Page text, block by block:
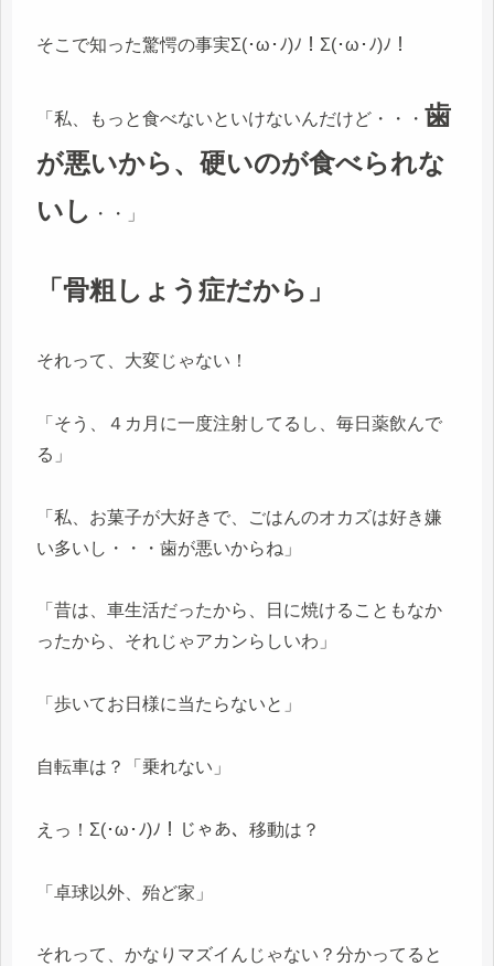
そこで知った驚愕の事実Σ(･ω･ﾉ)ﾉ！Σ(･ω･ﾉ)ﾉ！
「私、もっと食べないといけないんだけど・・・ 歯
が悪いから、硬いのが食べられな
いし ・・」
「骨粗しょう症だから」
それって、大変じゃない！
「そう、４カ月に一度注射してるし、毎日薬飲んで
る」
「私、お菓子が大好きで、ごはんのオカズは好き嫌
い多いし・・・歯が悪いからね」
「昔は、車生活だったから、日に焼けることもなか
ったから、それじゃアカンらしいわ」
「歩いてお日様に当たらないと」
自転車は？「乗れない」
えっ！Σ(･ω･ﾉ)ﾉ！じゃあ、移動は？
「卓球以外、殆ど家」
それって、かなりマズイんじゃない？分かってると